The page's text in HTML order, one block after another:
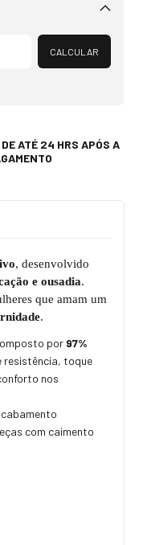
Alterar CEP
CALCULAR
ATÉ 24 HRS APÓS A
, desenvolvido
e ousadia.
que amam um
.
por 97%
resistência, toque
nos
com caimento